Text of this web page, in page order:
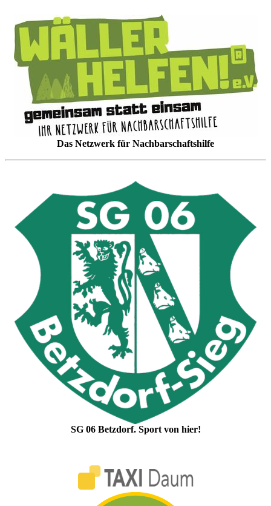
Das Netzwerk für Nachbarschaftshilfe
SG 06 Betzdorf. Sport von hier!